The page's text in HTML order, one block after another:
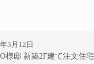
3月12日
様邸 新築2F建て注文住宅